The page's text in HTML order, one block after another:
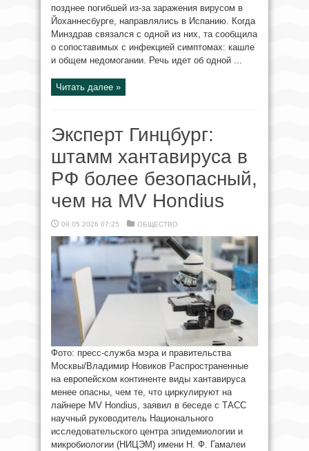
позднее погибшей из-за заражения вирусом в
Йоханнесбурге, направлялись в Испанию. Когда
Минздрав связался с одной из них, та сообщила
о сопоставимых с инфекцией симптомах: кашле
и общем недомогании. Речь идет об одной ...
Читать далее »
Эксперт Гинцбург:
штамм хантавируса в
РФ более безопасный,
чем на MV Hondius
09.05.2026 07:25 ОБЩЕСТВО
Фото: пресс-служба мэра и правительства
Москвы/Владимир Новиков Распространенные
на европейском континенте виды хантавируса
менее опасны, чем те, что циркулируют на
лайнере MV Hondius, заявил в беседе с ТАСС
научный руководитель Национального
исследовательского центра эпидемиологии и
микробиологии (НИЦЭМ) имени Н. Ф. Гамалеи